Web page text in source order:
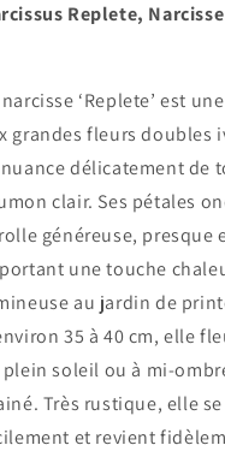
Replete,
‘Replete’ est
grandes fleurs
délicatement de
clair. Ses pétales
généreuse, presque
une touche
au jardin de
35 à 40 cm, elle
plein soleil ou à mi-
Très rustique, elle
et revient